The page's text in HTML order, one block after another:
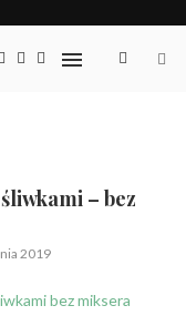
– bez
2019